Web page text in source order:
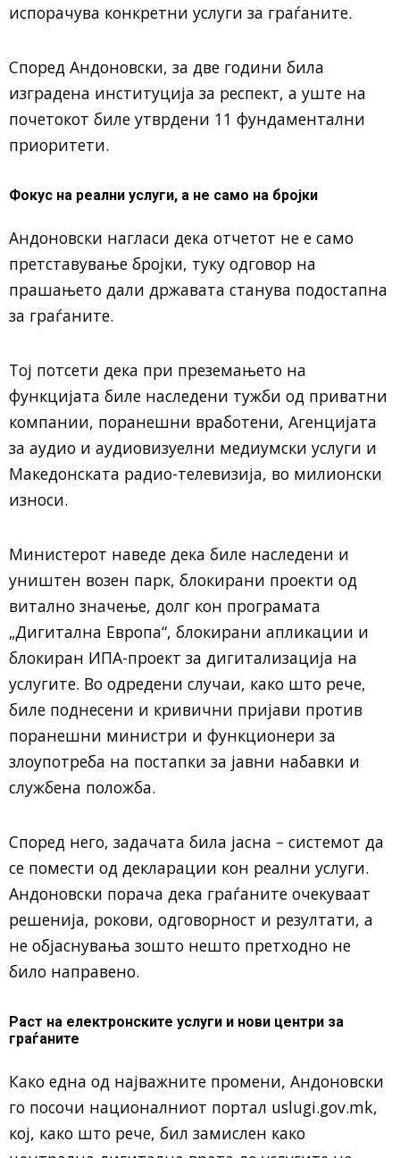
испорачува конкретни услуги за граѓаните.
Според Андоновски, за две години била
изградена институција за респект, а уште на
почетокот биле утврдени 11 фундаментални
приоритети.
Фокус на реални услуги, а не само на бројки
Андоновски нагласи дека отчетот не е само
претставување бројки, туку одговор на
прашањето дали државата станува подостапна
за граѓаните.
Тој потсети дека при преземањето на
функцијата биле наследени тужби од приватни
компании, поранешни вработени, Агенцијата
за аудио и аудиовизуелни медиумски услуги и
Македонската радио-телевизија, во милионски
износи.
Министерот наведе дека биле наследени и
уништен возен парк, блокирани проекти од
витално значење, долг кон програмата
„Дигитална Европа“, блокирани апликации и
блокиран ИПА-проект за дигитализација на
услугите. Во одредени случаи, како што рече,
биле поднесени и кривични пријави против
поранешни министри и функционери за
злоупотреба на постапки за јавни набавки и
службена положба.
Според него, задачата била јасна – системот да
се помести од декларации кон реални услуги.
Андоновски порача дека граѓаните очекуваат
решенија, рокови, одговорност и резултати, а
не објаснувања зошто нешто претходно не
било направено.
Раст на електронските услуги и нови центри за
граѓаните
Како една од најважните промени, Андоновски
го посочи националниот портал uslugi.gov.mk,
кој, како што рече, бил замислен како